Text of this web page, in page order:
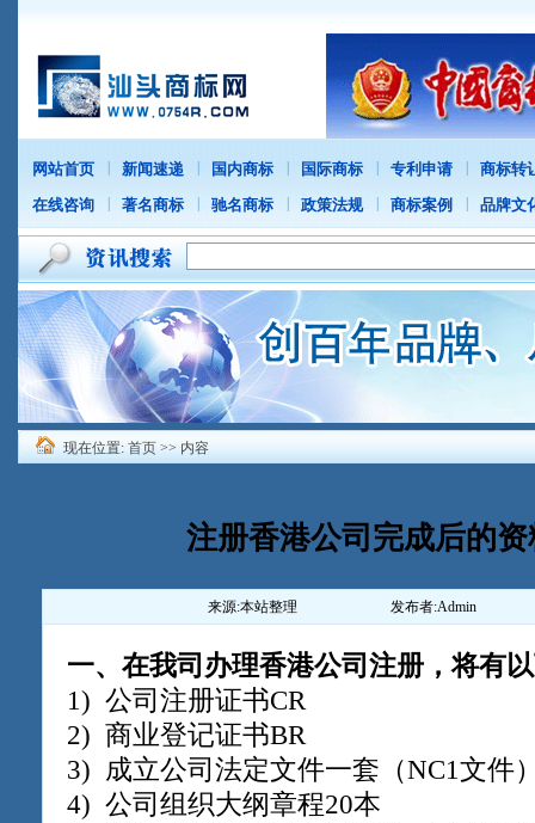
网站首页 新闻速递 国内商标 国际商标 专利申请
商标转
在线咨询
著名商标 驰名商标 政策法规 商标案例 品牌文
现在位置: 首页 >> 内容
注册香港公司完成后的
来源:本站整理 发布者:Admin
一、在我司办理香港公司注册，将有
1) 公司注册证书CR
2) 商业登记证书BR
3) 成立公司法定文件一套（NC1文件
4) 公司组织大纲章程20本